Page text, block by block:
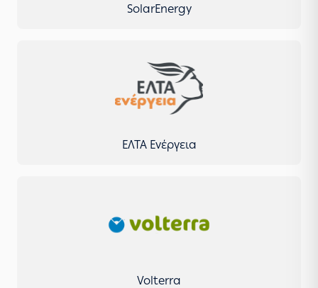
SolarEnergy
ΕΛΤΑ Ενέργεια
Volterra